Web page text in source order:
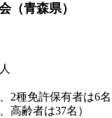
（青森県）
2種免許保有者は6
高齢者は37名）